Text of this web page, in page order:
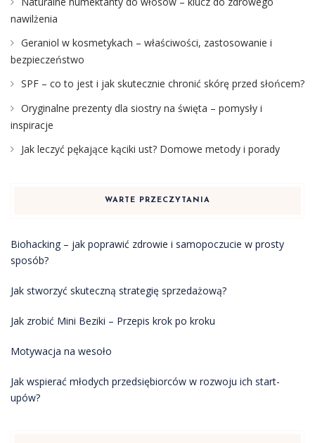
nawilżenia
Geraniol w kosmetykach – właściwości, zastosowanie i
bezpieczeństwo
SPF – co to jest i jak skutecznie chronić skórę przed słońcem?
Oryginalne prezenty dla siostry na święta – pomysły i
inspiracje
Jak leczyć pękające kąciki ust? Domowe metody i porady
WARTE PRZECZYTANIA
Biohacking – jak poprawić zdrowie i samopoczucie w prosty
sposób?
Jak stworzyć skuteczną strategię sprzedażową?
Jak zrobić Mini Beziki – Przepis krok po kroku
Motywacja na wesoło
Jak wspierać młodych przedsiębiorców w rozwoju ich start-
upów?